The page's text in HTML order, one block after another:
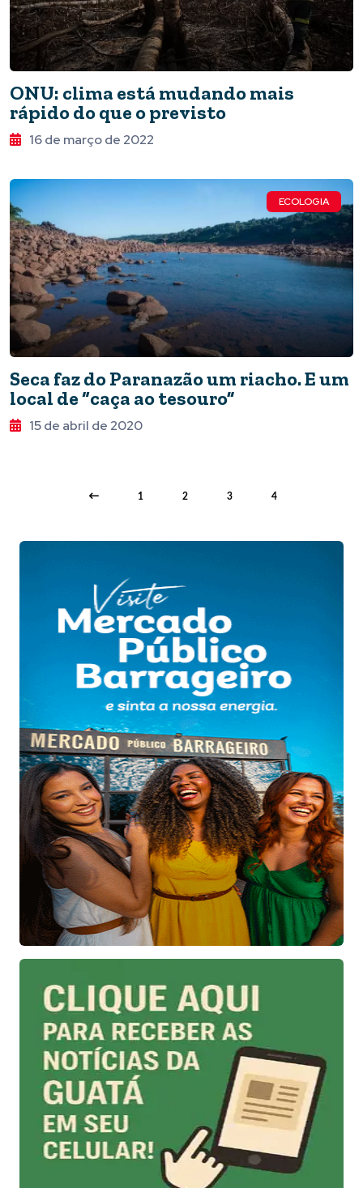
ONU: clima está mudando mais
rápido do que o previsto
16 de março de 2022
ECOLOGIA
Seca faz do Paranazão um riacho. E um
local de “caça ao tesouro”
15 de abril de 2020
1 2 3 4